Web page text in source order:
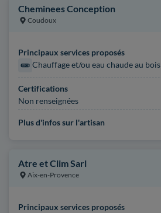
Cheminees Conception
Coudoux
Principaux services proposés
Chauffage et/ou eau chaude au bois
Certifications
Non renseignées
Plus d'infos sur l'artisan
Atre et Clim Sarl
Aix-en-Provence
Principaux services proposés